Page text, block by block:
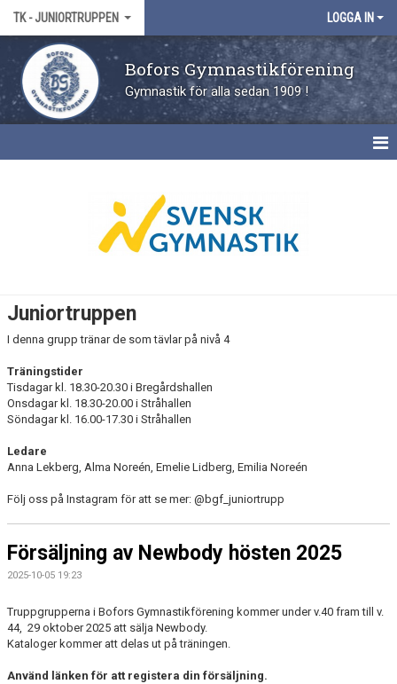
TK - JUNIORTRUPPEN LOGGA IN
Bofors Gymnastikförening
Gymnastik för alla sedan 1909 !
Juniortruppen
I denna grupp tränar de som tävlar på nivå 4
Träningstider
Tisdagar kl. 18.30-20.30 i Bregårdshallen
Onsdagar kl. 18.30-20.00 i Stråhallen
Söndagar kl. 16.00-17.30 i Stråhallen
Ledare
Anna Lekberg, Alma Noreén, Emelie Lidberg, Emilia Noreén
Följ oss på Instagram för att se mer: @bgf_juniortrupp
Försäljning av Newbody hösten 2025
2025-10-05 19:23
Truppgrupperna i Bofors Gymnastikförening kommer under v.40 fram till v.
44, 29 oktober 2025 att sälja Newbody.
Kataloger kommer att delas ut på träningen.
Använd länken för att registera din försäljning.